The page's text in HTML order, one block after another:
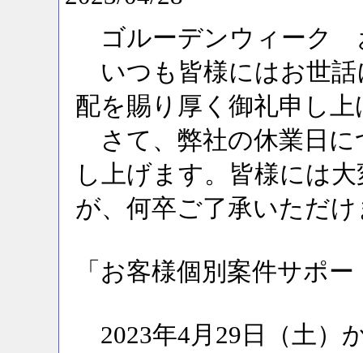
ゴルーデンウィーク
いつも皆様にはお世話
配を賜り厚く御礼申し
さて、弊社の休業日に
し上げます。皆様には
が、何卒ご了承いただ
「お客様個別案件サポ
2023年4月29日（土）